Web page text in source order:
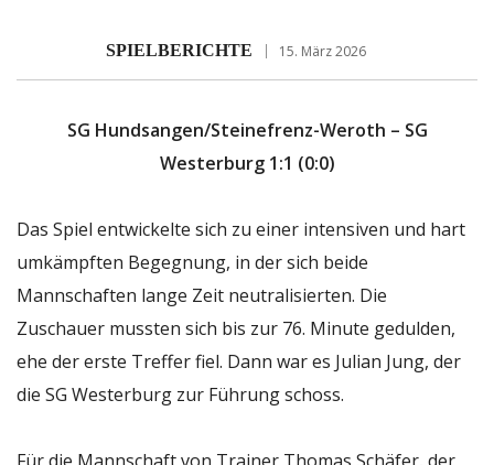
SPIELBERICHTE 15. März 2026
SG Hundsangen/Steinefrenz-Weroth – SG
Westerburg 1:1 (0:0)
Das Spiel entwickelte sich zu einer intensiven und hart
umkämpften Begegnung, in der sich beide
Mannschaften lange Zeit neutralisierten. Die
Zuschauer mussten sich bis zur 76. Minute gedulden,
ehe der erste Treffer fiel. Dann war es Julian Jung, der
die SG Westerburg zur Führung schoss.